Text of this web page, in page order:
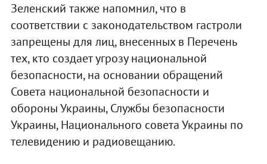
Зеленский также напомнил, что в
соответствии с законодательством гастроли
запрещены для лиц, внесенных в Перечень
тех, кто создает угрозу национальной
безопасности, на основании обращений
Совета национальной безопасности и
обороны Украины, Службы безопасности
Украины, Национального совета Украины по
телевидению и радиовещанию.